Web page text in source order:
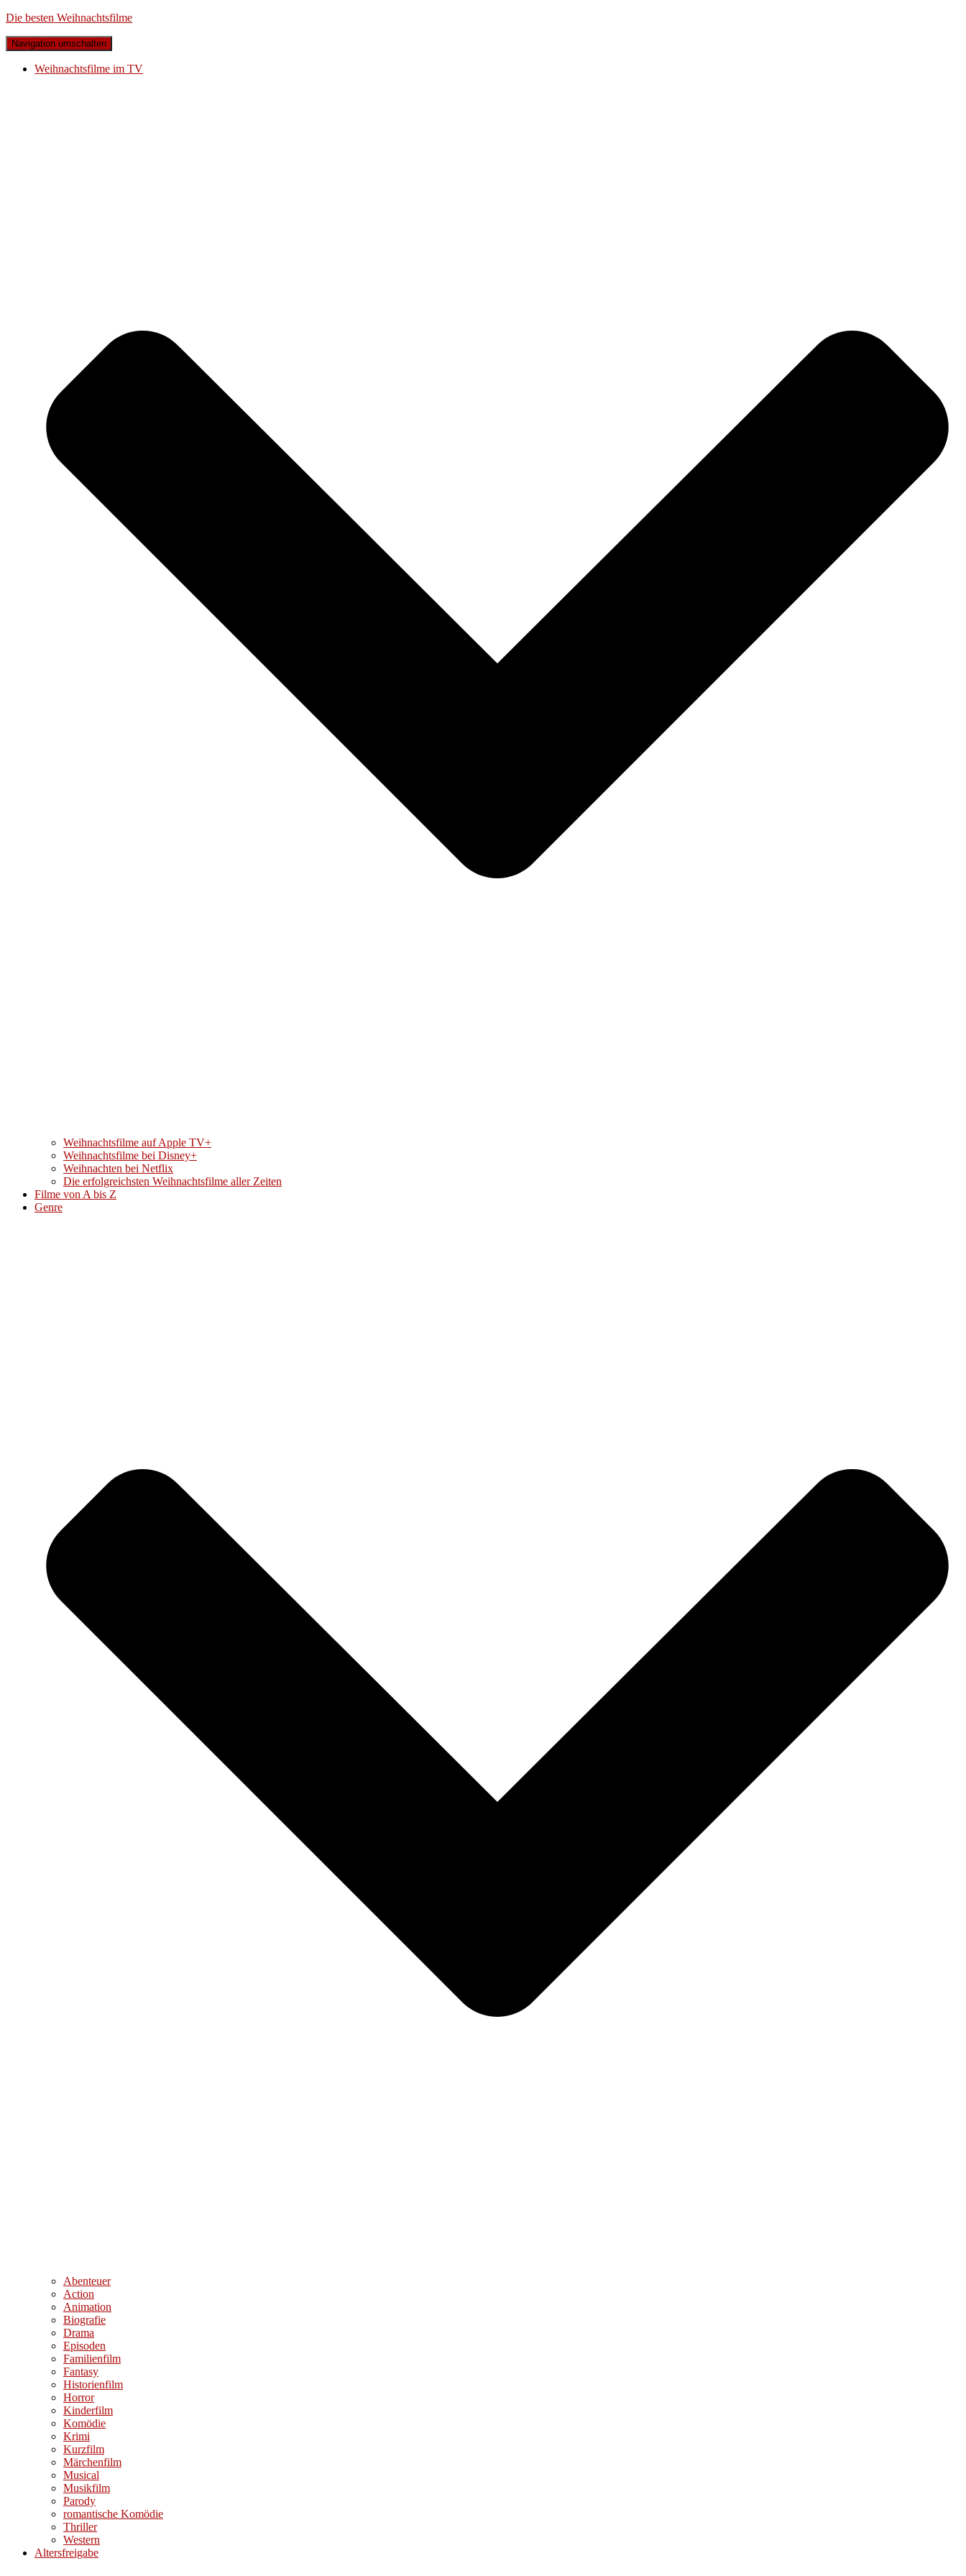
Die besten Weihnachtsfilme
Navigation umschalten
Weihnachtsfilme im TV
Weihnachtsfilme auf Apple TV+
Weihnachtsfilme bei Disney+
Weihnachten bei Netflix
Die erfolgreichsten Weihnachtsfilme aller Zeiten
Filme von A bis Z
Genre
Abenteuer
Action
Animation
Biografie
Drama
Episoden
Familienfilm
Fantasy
Historienfilm
Horror
Kinderfilm
Komödie
Krimi
Kurzfilm
Märchenfilm
Musical
Musikfilm
Parody
romantische Komödie
Thriller
Western
Altersfreigabe